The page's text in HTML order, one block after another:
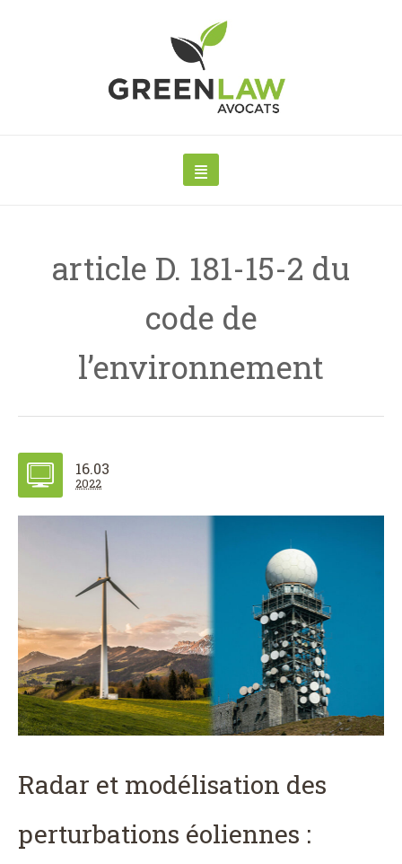
article D. 181-15-2 du
code de
l’environnement
16.03
2022
Radar et modélisation des
perturbations éoliennes :